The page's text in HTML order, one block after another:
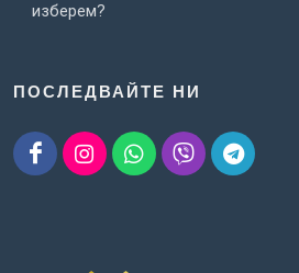
ПОСЛЕДВАЙТЕ НИ
изберем?